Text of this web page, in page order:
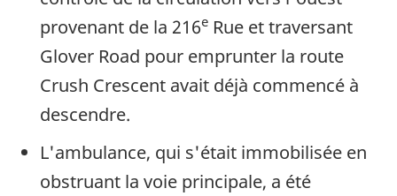
provenant de la 216e Rue et traversant
Glover Road pour emprunter la route
Crush Crescent avait déjà commencé à
descendre.
L'ambulance, qui s'était immobilisée en
obstruant la voie principale, a été